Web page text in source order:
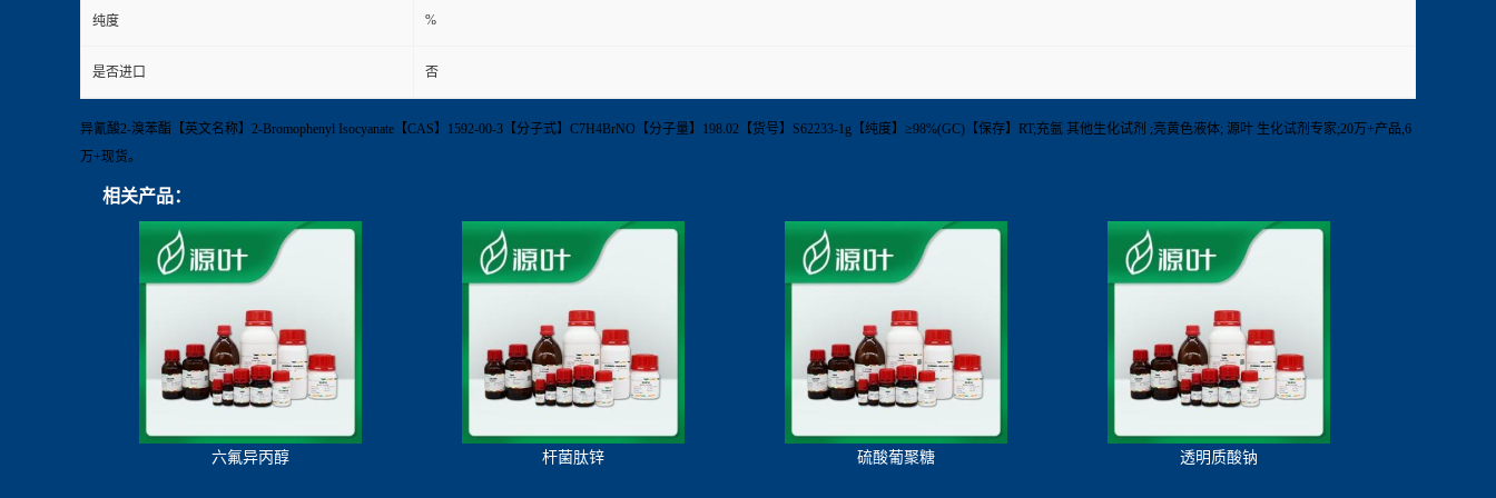
纯度 %
是否进口 否
异氰酸2-溴苯酯【英文名称】2-Bromophenyl Isocyanate【CAS】1592-00-3【分子式】C7H4BrNO【分子量】198.02【货号】S62233-1g【纯度】≥98%(GC)【保存】RT;充氩 其他生化试剂 ;亮黄色液体; 源叶 生化试剂专家;20万+产品,6
万+现货。
相关产品：
六氟异丙醇 杆菌肽锌 硫酸葡聚糖 透明质酸钠